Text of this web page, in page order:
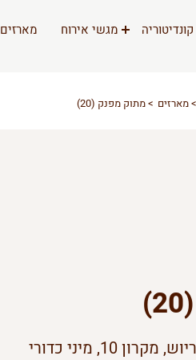
קונדיטוריה מגשי אירוח מארזים
מארזים מתוק מפנק (20)
קראנץ שוקולד, חלת בריוש, מקרון 10, מיני כדורי